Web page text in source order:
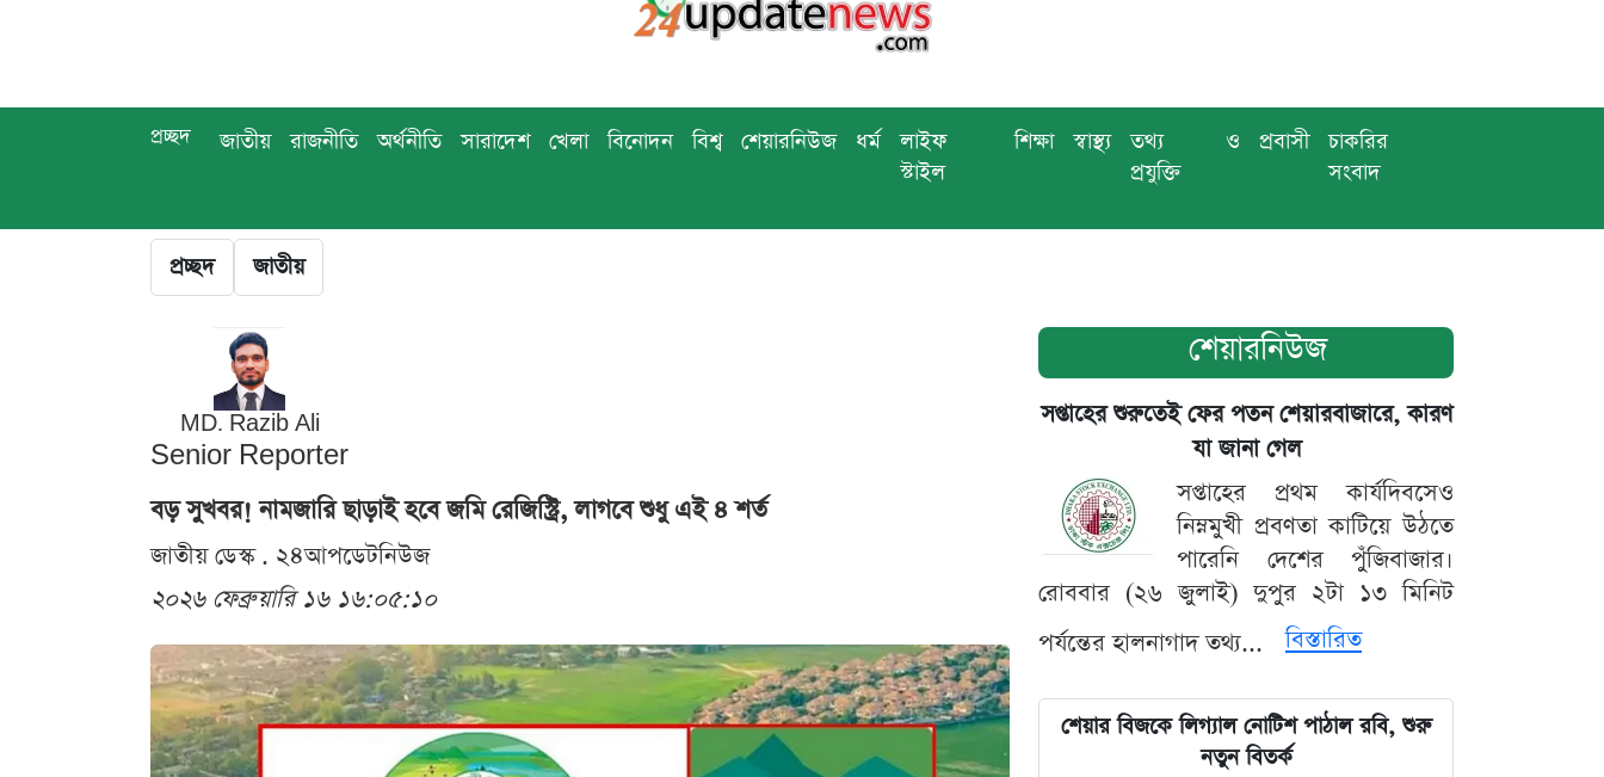
প্রচ্ছদ জাতীয় রাজনীতি অর্থনীতি সারাদেশ খেলা বিনোদন বিশ্ব শেয়ারনিউজ ধর্ম
লাইফ
স্টাইল
শিক্ষা স্বাস্থ্য
তথ্য ও
প্রযুক্তি
প্রবাসী
চাকরির
সংবাদ
প্রচ্ছদ জাতীয়
MD. Razib Ali
Senior Reporter
বড় সুখবর! নামজারি ছাড়াই হবে জমি রেজিস্ট্রি, লাগবে শুধু এই ৪ শর্ত
জাতীয় ডেস্ক . ২৪আপডেটনিউজ
২০২৬ ফেব্রুয়ারি ১৬ ১৬:০৫:১০
শেয়ারনিউজ
সপ্তাহের শুরুতেই ফের পতন শেয়ারবাজারে, কারণ
যা জানা গেল
সপ্তাহের প্রথম কার্যদিবসেও
নিম্নমুখী প্রবণতা কাটিয়ে উঠতে
পারেনি দেশের পুঁজিবাজার।
রোববার (২৬ জুলাই) দুপুর ২টা ১৩ মিনিট
পর্যন্তের হালনাগাদ তথ্য...
বিস্তারিত
শেয়ার বিজকে লিগ্যাল নোটিশ পাঠাল রবি, শুরু
নতুন বিতর্ক